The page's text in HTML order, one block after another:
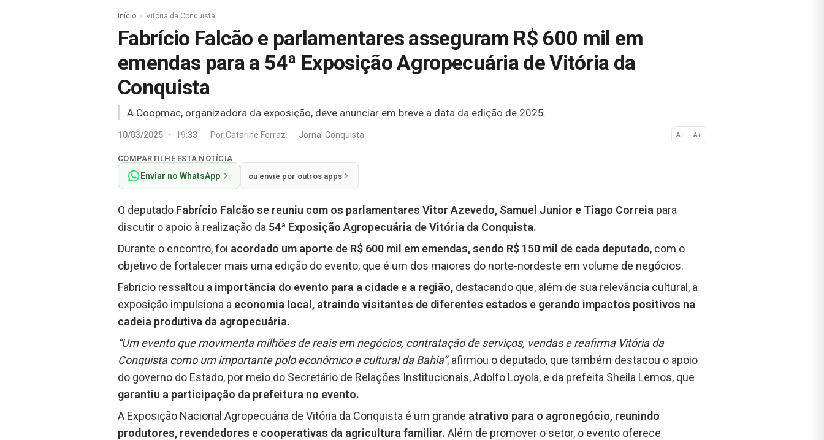
Início Vitória da Conquista
Fabrício Falcão e parlamentares asseguram R$ 600 mil em
emendas para a 54ª Exposição Agropecuária de Vitória da
Conquista
A Coopmac, organizadora da exposição, deve anunciar em breve a data da edição de 2025.
10/03/2025 · 19:33 · PorCatarine Ferraz · Jornal Conquista A− A+
Normal
COMPARTILHE ESTA NOTÍCIA
Enviar no WhatsApp ou envie por outros apps
O deputado Fabrício Falcão se reuniu com os parlamentares Vitor Azevedo, Samuel Junior e Tiago Correia para
discutir o apoio à realização da 54ª Exposição Agropecuária de Vitória da Conquista.
Durante o encontro, foi acordado um aporte de R$ 600 mil em emendas, sendo R$ 150 mil de cada deputado, com o
objetivo de fortalecer mais uma edição do evento, que é um dos maiores do norte-nordeste em volume de negócios.
Fabrício ressaltou a importância do evento para a cidade e a região, destacando que, além de sua relevância cultural, a
exposição impulsiona a economia local, atraindo visitantes de diferentes estados e gerando impactos positivos na
cadeia produtiva da agropecuária.
“Um evento que movimenta milhões de reais em negócios, contratação de serviços, vendas e reafirma Vitória da
Conquista como um importante polo econômico e cultural da Bahia”, afirmou o deputado, que também destacou o apoio
do governo do Estado, por meio do Secretário de Relações Institucionais, Adolfo Loyola, e da prefeita Sheila Lemos, que
garantiu a participação da prefeitura no evento.
A Exposição Nacional Agropecuária de Vitória da Conquista é um grande atrativo para o agronegócio, reunindo
produtores, revendedores e cooperativas da agricultura familiar. Além de promover o setor, o evento oferece